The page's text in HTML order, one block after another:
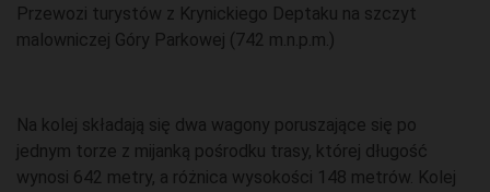
Przewozi turystów z Krynickiego Deptaku na szczyt
malowniczej Góry Parkowej (742 m.n.p.m.)
Na kolej składają się dwa wagony poruszające się po
jednym torze z mijanką pośrodku trasy, której długość
wynosi 642 metry, a różnica wysokości 148 metrów. Kolej